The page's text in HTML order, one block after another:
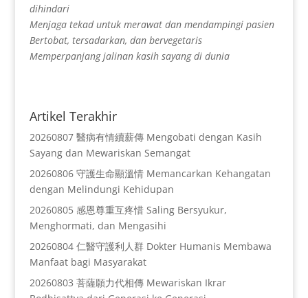
dihindari
Menjaga tekad untuk merawat dan mendampingi pasien
Bertobat, tersadarkan, dan bervegetaris
Memperpanjang jalinan kasih sayang di dunia
Artikel Terakhir
20260807 醫病有情續薪傳 Mengobati dengan Kasih
Sayang dan Mewariskan Semangat
20260806 守護生命顯溫情 Memancarkan Kehangatan
dengan Melindungi Kehidupan
20260805 感恩尊重互疼惜 Saling Bersyukur,
Menghormati, dan Mengasihi
20260804 仁醫守護利人群 Dokter Humanis Membawa
Manfaat bagi Masyarakat
20260803 菩薩願力代相傳 Mewariskan Ikrar